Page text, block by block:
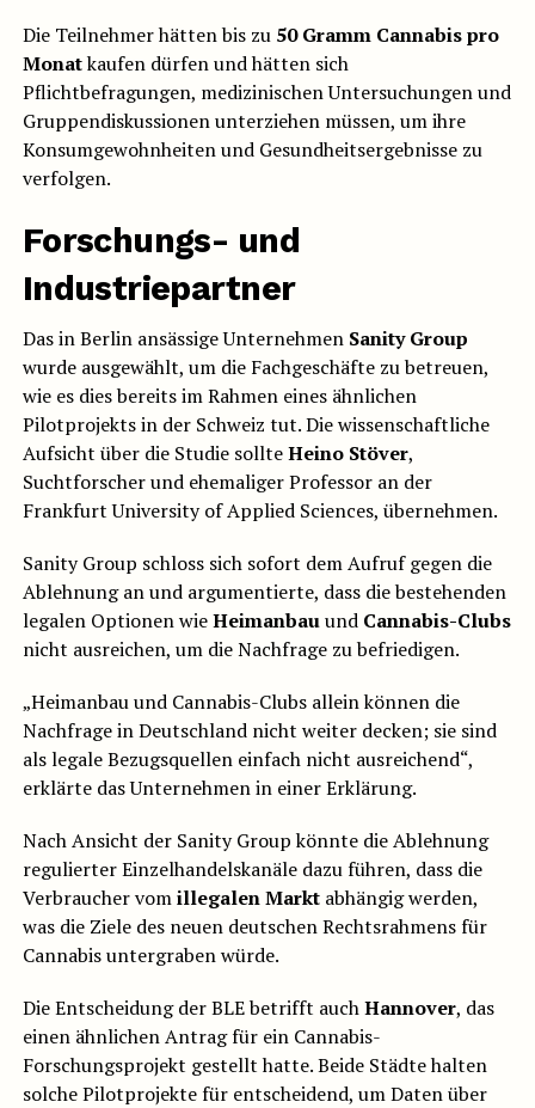
Die Teilnehmer hätten bis zu 50 Gramm Cannabis pro
Monatkaufen dürfen und hätten sich
Pflichtbefragungen, medizinischen Untersuchungen und
Gruppendiskussionen unterziehen müssen, um ihre
Konsumgewohnheiten und Gesundheitsergebnisse zu
verfolgen.
Forschungs- und
Industriepartner
Das in Berlin ansässige Unternehmen Sanity Group
wurde ausgewählt, um die Fachgeschäfte zu betreuen,
wie es dies bereits im Rahmen eines ähnlichen
Pilotprojekts in der Schweiz tut. Die wissenschaftliche
Aufsicht über die Studie sollteHeino Stöver,
Suchtforscher und ehemaliger Professor an der
Frankfurt University of Applied Sciences, übernehmen.
Sanity Group schloss sich sofort dem Aufruf gegen die
Ablehnung an und argumentierte, dass die bestehenden
legalen Optionen wieHeimanbauund Cannabis-Clubs
nicht ausreichen, um die Nachfrage zu befriedigen.
„Heimanbau und Cannabis-Clubs allein können die
Nachfrage in Deutschland nicht weiter decken; sie sind
als legale Bezugsquellen einfach nicht ausreichend“,
erklärte das Unternehmen in einer Erklärung.
Nach Ansicht der Sanity Group könnte die Ablehnung
regulierter Einzelhandelskanäle dazu führen, dass die
Verbraucher vomillegalen Marktabhängig werden,
was die Ziele des neuen deutschen Rechtsrahmens für
Cannabis untergraben würde.
Die Entscheidung der BLE betrifft auchHannover, das
einen ähnlichen Antrag für ein Cannabis-
Forschungsprojekt gestellt hatte. Beide Städte halten
solche Pilotprojekte für entscheidend, um Daten über